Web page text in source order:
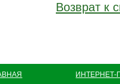
Возврат к